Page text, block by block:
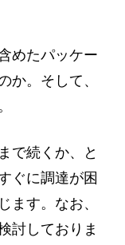
めたパッケー
か。そして、
で続くか、と
ぐに調達が困
ます。なお、
討しておりま